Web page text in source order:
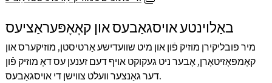
באַלוינטע אויסגאַבעס און קאָאָפּעראַציעס
מיר פּובליקירן מוזיק פֿון און מיט שוועדישע אַרטיסטן, מוזיקערס און
קאָמפּאָזיטאָרן, אָבער ניט געקוקט אויף דעם זענען עס דאָ מוזיק פֿון
דער גאַנצער וועלט צווישן די אויסגאַבעס.